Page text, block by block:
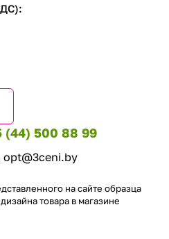
(44) 500 88 99
opt@3ceni.by
на сайте образца
товара в магазине